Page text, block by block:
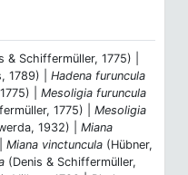
& Schiffermüller, 1775) |
1789) | Hadena furuncula
| Mesoligia furuncula
1775) | Mesoligia
1932) | Miana
Miana vinctuncula (Hübner,
(Denis & Schiffermüller,